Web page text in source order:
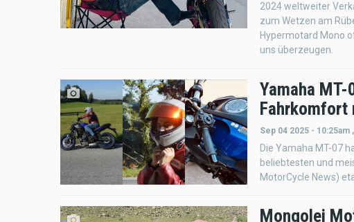
2024 weltweiter
zum Wetzen am
Hypermotard Mono
uns überzeugen.
Yamaha
Fahrkomfort
Sep 04 2025 - 10:25am ,
Die Yamaha MT-07
beliebtesten und
MotorCycle News)
Mongolei